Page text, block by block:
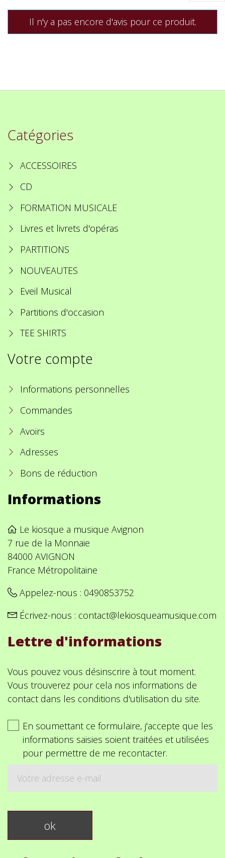
Il n'y a pas encore d'avis pour ce produit.
Catégories
ACCESSOIRES
CD
FORMATION MUSICALE
Livres et livrets d'opéras
PARTITIONS
NOUVEAUTES
Eveil Musical
Partitions d'occasion
TEE SHIRTS
Votre compte
Informations personnelles
Commandes
Avoirs
Adresses
Bons de réduction
Informations
Le kiosque a musique Avignon
7 rue de la Monnaie
84000 AVIGNON
France Métropolitaine
Appelez-nous : 0490853752
Écrivez-nous : contact@lekiosqueamusique.com
Lettre d'informations
Vous pouvez vous désinscrire à tout moment.
Vous trouverez pour cela nos informations de
contact dans les conditions d'utilisation du site.
En soumettant ce formulaire, j'accepte que les
informations saisies soient traitées et utilisées
pour permettre de me recontacter.